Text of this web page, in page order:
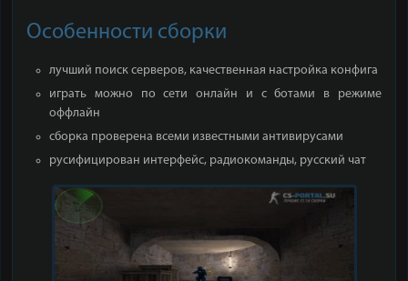
Особенности сборки
лучший поиск серверов, качественная настройка конфига
играть можно по сети онлайн и с ботами в режиме
оффлайн
сборка проверена всеми известными антивирусами
русифицирован интерфейс, радиокоманды, русский чат